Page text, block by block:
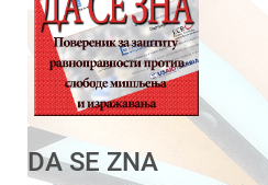
DA SE ZNA